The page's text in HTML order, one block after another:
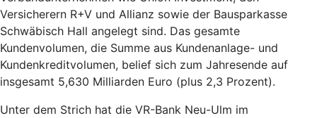
Versicherern R+V und Allianz sowie der Bausparkasse
Schwäbisch Hall angelegt sind. Das gesamte
Kundenvolumen, die Summe aus Kundenanlage- und
Kundenkreditvolumen, belief sich zum Jahresende auf
insgesamt 5,630 Milliarden Euro (plus 2,3 Prozent).
Unter dem Strich hat die VR-Bank Neu-Ulm im